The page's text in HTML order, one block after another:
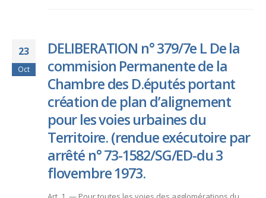
23
Oct
DELIBERATION n° 379/7e L De la
commision Permanente de la
Chambre des D.éputés portant
création de plan d’alignement
pour les voies urbaines du
Territoire. (rendue exécutoire par
arrêté n° 73-1582/SG/ED-du 3
flovembre 1973.